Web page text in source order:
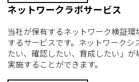
ネットワークラボサービス
当社が保有するネットワーク検証
するサービスです。ネットワークシ
たい、確認したい、育成したい」
実施することができます。